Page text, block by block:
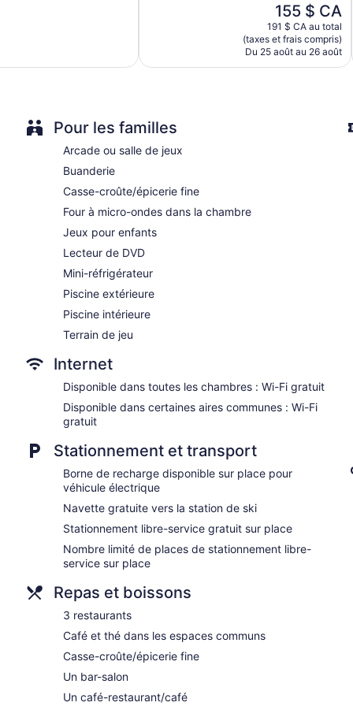
L'ameublement et le décor des chambres sont uniques. Les
plat de 32 po avec chaînes par câble. Les salles de bains
remous et articles de toilette (gratuits).
Les clients peuvent accéder à Internet gratuitement par une
: un téléphone et appels locaux gratuits (certaines
comprennent fer et planche à repasser et ventilateur.
Les clients peuvent se détendre et se faire dorloter dans le
complète de soins (Waves of Superior Spa). Le spa est doté
tous les jours.
Le
prix
est
de
155 $ CA
155 $ CA
191 $ CA au total
(taxes et frais compris)
Du 25 août au 26 août
Pour les familles
Arcade ou salle de jeux
Buanderie
Casse-croûte/épicerie fine
Four à micro-ondes dans la chambre
Jeux pour enfants
Lecteur de DVD
Mini-réfrigérateur
Piscine extérieure
Piscine intérieure
Terrain de jeu
Internet
Disponible dans toutes les chambres : Wi-Fi gratuit
Disponible dans certaines aires communes : Wi-Fi
gratuit
Stationnement et transport
Borne de recharge disponible sur place pour
véhicule électrique
Navette gratuite vers la station de ski
Stationnement libre-service gratuit sur place
Nombre limité de places de stationnement libre-
service sur place
Repas et boissons
3 restaurants
Café et thé dans les espaces communs
Casse-croûte/épicerie fine
Un bar-salon
Un café-restaurant/café